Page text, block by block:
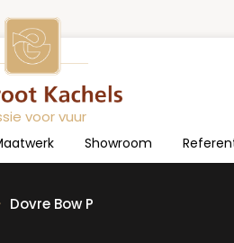
voor vuur
Showroom
Dovre Bow P